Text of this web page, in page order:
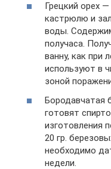
Грецкий орех
кастрюлю и
воды.
получаса.
ванну, как при
используют в
зоной
Бородавчатая
готовят
изготовления
20 гр.
необходимо
недели.